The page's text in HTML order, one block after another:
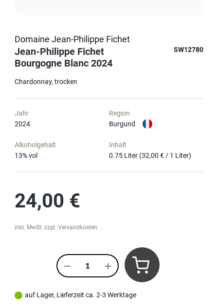
Domaine Jean-Philippe Fichet
Jean-Philippe Fichet
Bourgogne Blanc 2024
SW12780
Chardonnay trocken
Jahr
2024
Region
Burgund
Alkoholgehalt
13% vol
Inhalt
0.75 Liter (32,00 € / 1 Liter)
24,00 €
inkl. MwSt. zzgl. Versandkosten
Produkt Anzahl: Gib den
auf Lager, Lieferzeit ca. 2-3 Werktage